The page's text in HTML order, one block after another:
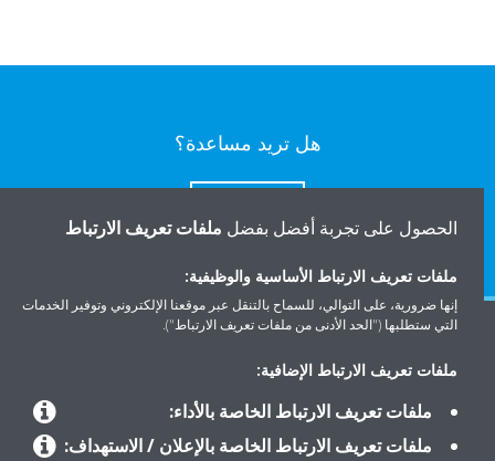
هل تريد مساعدة؟
المنتجات
حلول
الحصول على تجربة أفضل بفضل ملفات تعريف الارتباط
ملفات تعريف الارتباط الأساسية والوظيفية:
إنها ضرورية، على التوالي، للسماح بالتنقل عبر موقعنا الإلكتروني وتوفير الخدمات
التي ستطلبها ("الحد الأدنى من ملفات تعريف الارتباط").
ملفات تعريف الارتباط الإضافية:
ملفات تعريف الارتباط الخاصة بالأداء:
ملفات تعريف الارتباط الخاصة بالإعلان / الاستهداف: